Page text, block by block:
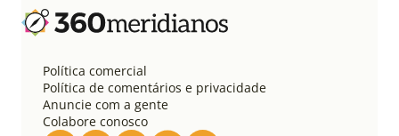
a
ç
Política comercial
Política de comentários e privacidade
Anuncie com a gente
Colabore conosco